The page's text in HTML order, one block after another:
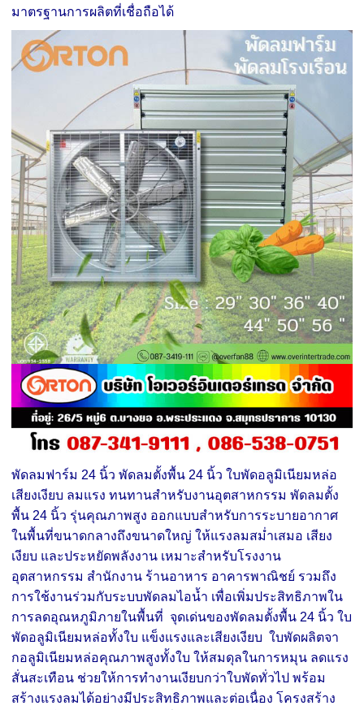
มาตรฐานการผลิตที่เชื่อถือได้
พัดลมฟาร์ม 24 นิ้ว พัดลมตั้งพื้น 24 นิ้ว ใบพัดอลูมิเนียมหล่อ
เสียงเงียบ ลมแรง ทนทานสำหรับงานอุตสาหกรรม พัดลมตั้ง
พื้น 24 นิ้ว รุ่นคุณภาพสูง ออกแบบสำหรับการระบายอากาศ
ในพื้นที่ขนาดกลางถึงขนาดใหญ่ ให้แรงลมสม่ำเสมอ เสียง
เงียบ และประหยัดพลังงาน เหมาะสำหรับโรงงาน
อุตสาหกรรม สำนักงาน ร้านอาหาร อาคารพาณิชย์ รวมถึง
การใช้งานร่วมกับระบบพัดลมไอน้ำ เพื่อเพิ่มประสิทธิภาพใน
การลดอุณหภูมิภายในพื้นที่ จุดเด่นของพัดลมตั้งพื้น 24 นิ้ว ใบ
พัดอลูมิเนียมหล่อทั้งใบ แข็งแรงและเสียงเงียบ ใบพัดผลิตจา
กอลูมิเนียมหล่อคุณภาพสูงทั้งใบ ให้สมดุลในการหมุน ลดแรง
สั่นสะเทือน ช่วยให้การทำงานเงียบกว่าใบพัดทั่วไป พร้อม
สร้างแรงลมได้อย่างมีประสิทธิภาพและต่อเนื่อง โครงสร้าง